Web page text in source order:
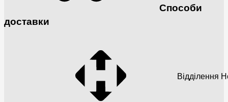
Способи
доставки
Відділення